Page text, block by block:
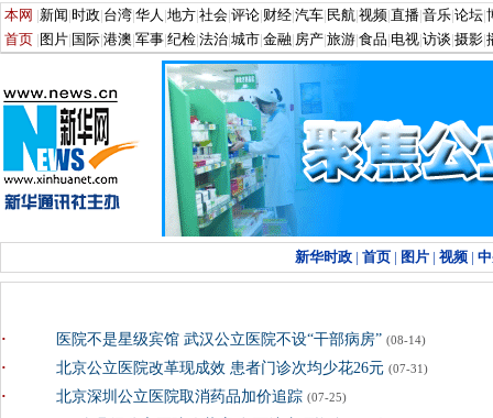
· 医院不是星级宾馆 武汉公立医院不设“干部病房” (08-14)
· 北京公立医院改革现成效 患者门诊次均少花26元 (07-31)
· 北京深圳公立医院取消药品加价追踪 (07-25)